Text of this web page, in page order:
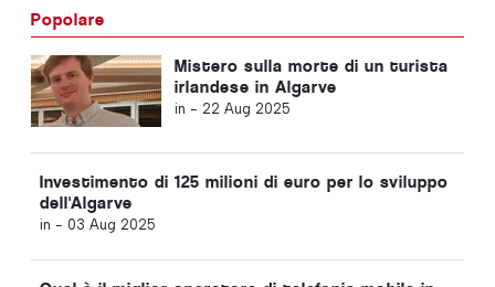
Popolare
Mistero sulla morte di un turista
irlandese in Algarve
in - 22 Aug 2025
Investimento di 125 milioni di euro per lo sviluppo
dell'Algarve
in - 03 Aug 2025